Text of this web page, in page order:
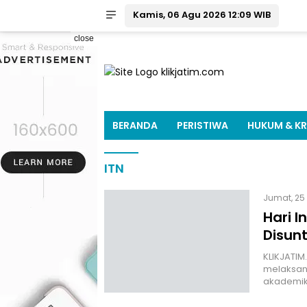
Kamis, 06 Agu 2026 12:09 WIB
close
BERANDA PERISTIWA HUKUM &
ITN
Jumat, 25
Hari